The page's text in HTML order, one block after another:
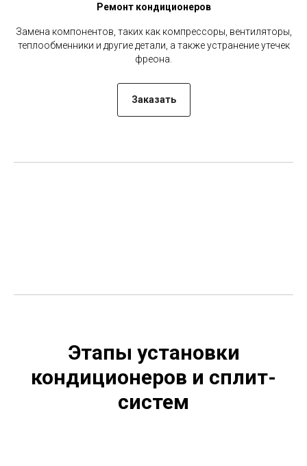
Ремонт кондиционеров
Замена компонентов, таких как компрессоры, вентиляторы,
теплообменники и другие детали, а также устранение утечек
фреона.
Заказать
Этапы установки
кондиционеров и сплит-
систем